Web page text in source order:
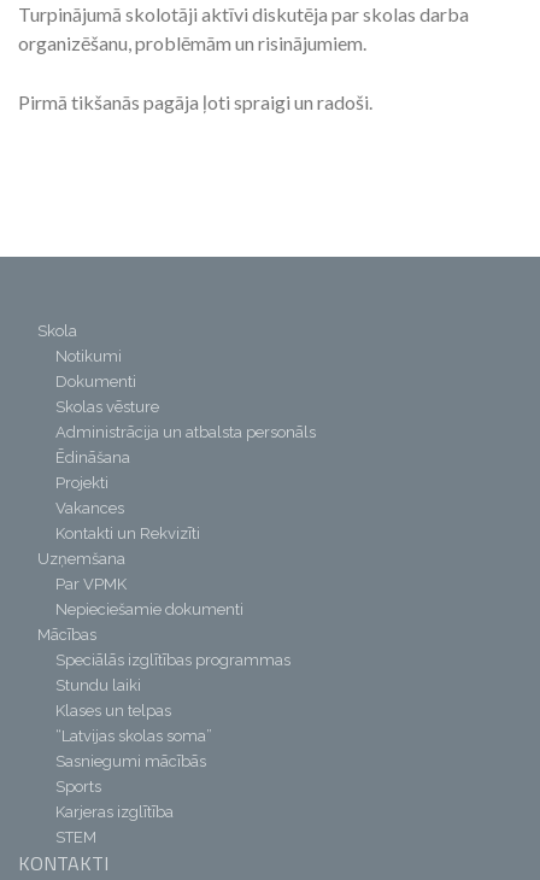
Turpinājumā skolotāji aktīvi diskutēja par skolas darba
organizēšanu, problēmām un risinājumiem.
Pirmā tikšanās pagāja ļoti spraigi un radoši.
Skola
Notikumi
Dokumenti
Skolas vēsture
Administrācija un atbalsta personāls
Ēdināšana
Projekti
Vakances
Kontakti un Rekvizīti
Uzņemšana
Par VPMK
Nepieciešamie dokumenti
Mācības
Speciālās izglītības programmas
Stundu laiki
Klases un telpas
“Latvijas skolas soma”
Sasniegumi mācībās
Sports
Karjeras izglītība
STEM
KONTAKTI